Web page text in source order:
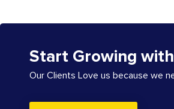
Start Growing
Our Clients Love us because we